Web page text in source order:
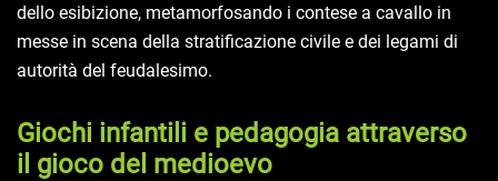
dello esibizione, metamorfosando i contese a cavallo in
messe in scena della stratificazione civile e dei legami di
autorità del feudalesimo.
Giochi infantili e pedagogia attraverso
il gioco del medioevo